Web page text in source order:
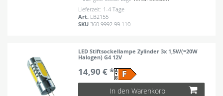
Lieferzeit: 1-4 Tage
Art. LB2155
SKU 360.9992.99.110
LED Stiftsockellampe Zylinder 3x 1,5W(=20W
Halogen) G4 12V
14,90 € *
In den Warenkorb